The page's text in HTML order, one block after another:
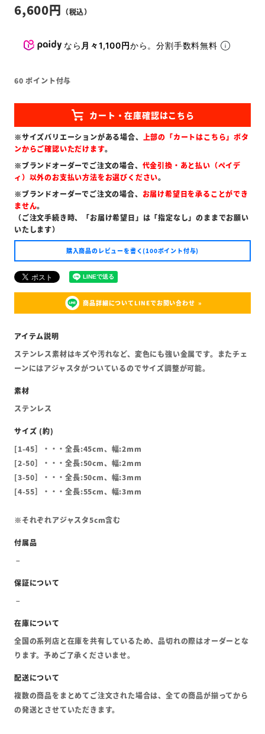
6,600
なら 月々1,100円から。分割手数料無料
60 ポイント付与
※サイズバリエーションがある場合、 上部の「カートはこちら」ボタ
ンからご確認いただけます。
※ブランドオーダーでご注文の場合、 代金引換・あと払い（ペイデ
ィ）以外のお支払い方法をお選びください。
※ブランドオーダーでご注文の場合、 お届け希望日を承ることができ
ません。
（ご注文手続き時、「お届け希望日」は「指定なし」のままでお願い
いたします）
購入商品のレビューを書く(100ポイント付与)
商品詳細についてLINEでお問い合わせ
ステンレス素材はキズや汚れなど、変色にも強い金属です。またチェ
ーンにはアジャスタがついているのでサイズ調整が可能。
ステンレス
[1-45］・・・全長:45cm、幅:2mm
[2-50］・・・全長:50cm、幅:2mm
[3-50］・・・全長:50cm、幅:3mm
[4-55］・・・全長:55cm、幅:3mm
※それぞれアジャスタ5cm含む
全国の系列店と在庫を共有しているため、品切れの際はオーダーとな
ります。予めご了承くださいませ。
複数の商品をまとめてご注文された場合は、全ての商品が揃ってから
の発送とさせていただきます。